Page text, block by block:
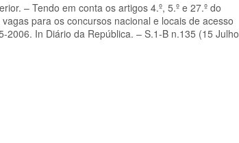
– Tendo em conta os artigos 4.º, 5.º e 27.º do
para os concursos nacional e locais de acesso
In Diário da República. – S.1-B n.135 (15 Julho